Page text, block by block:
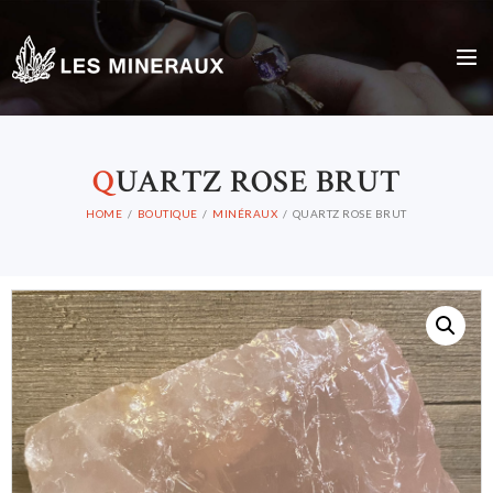
QUARTZ ROSE BRUT
HOME BOUTIQUE MINÉRAUX QUARTZ ROSE BRUT